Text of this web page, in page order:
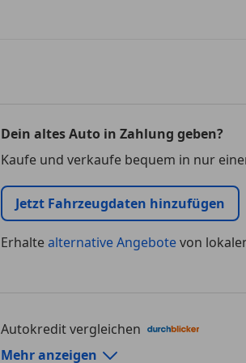
Dein altes Auto in Zahlung geben?
Kaufe und verkaufe bequem in nur
Jetzt Fahrzeugdaten hinzufügen
Erhaltealternative Angebotevon
Autokredit vergleichen
Autokredit-Rechner von durchblicker.at
Mehr anzeigen